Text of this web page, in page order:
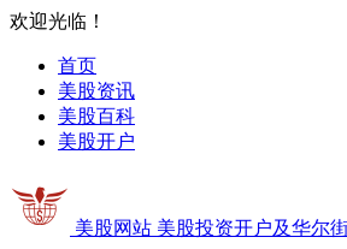
欢迎光临！
首页
美股资讯
美股百科
美股开户
美股网站 美股投资开户及华尔